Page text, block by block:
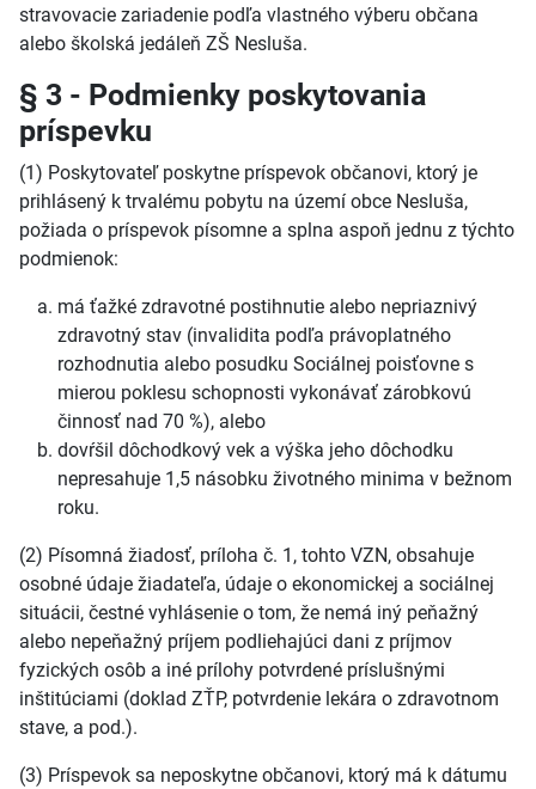
stravovacie zariadenie podľa vlastného výberu občana
alebo školská jedáleň ZŠ Nesluša.
§ 3 - Podmienky poskytovania
príspevku
(1) Poskytovateľ poskytne príspevok občanovi, ktorý je
prihlásený k trvalému pobytu na území obce Nesluša,
požiada o príspevok písomne a splna aspoň jednu z týchto
podmienok:
má ťažké zdravotné postihnutie alebo nepriaznivý
zdravotný stav (invalidita podľa právoplatného
rozhodnutia alebo posudku Sociálnej poisťovne s
mierou poklesu schopnosti vykonávať zárobkovú
činnosť nad 70 %), alebo
dovŕšil dôchodkový vek a výška jeho dôchodku
nepresahuje 1,5 násobku životného minima v bežnom
roku.
(2) Písomná žiadosť, príloha č. 1, tohto VZN, obsahuje
osobné údaje žiadateľa, údaje o ekonomickej a sociálnej
situácii, čestné vyhlásenie o tom, že nemá iný peňažný
alebo nepeňažný príjem podliehajúci dani z príjmov
fyzických osôb a iné prílohy potvrdené príslušnými
inštitúciami (doklad ZŤP, potvrdenie lekára o zdravotnom
stave, a pod.).
(3) Príspevok sa neposkytne občanovi, ktorý má k dátumu